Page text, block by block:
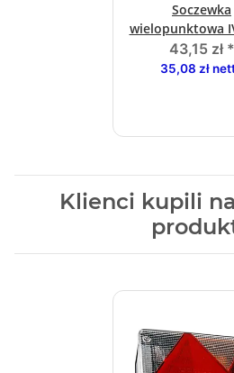
Soczewka
wielopunktowa
43,15 zł *
35,08 zł
Klienci kupili